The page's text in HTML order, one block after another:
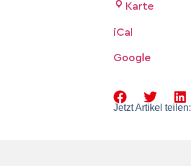
Karte
iCal
Google
Jetzt Artikel teilen: